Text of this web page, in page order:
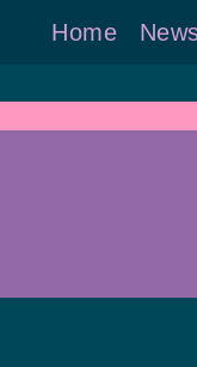
Home